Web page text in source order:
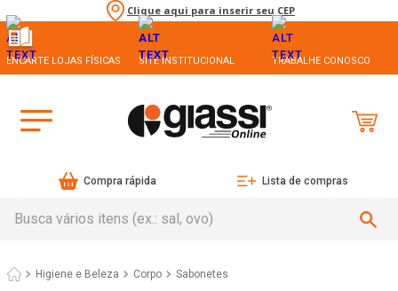
Clique aqui para inserir seu CEP
ENCARTE LOJAS FÍSICAS SITE INSTITUCIONAL TRABALHE CONOSCO
Compra rápida Lista de compras
Higiene e Beleza Corpo Sabonetes